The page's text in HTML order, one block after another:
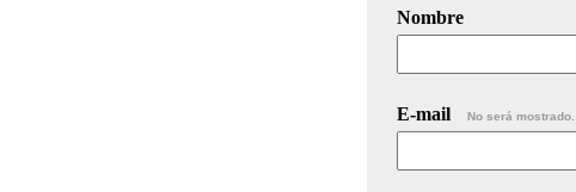
Nombre
E-mail No será mostrado.